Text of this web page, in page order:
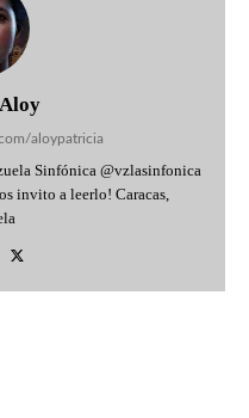
aloypatricia
Sinfónica @vzlasinfonica
invito a leerlo! Caracas,